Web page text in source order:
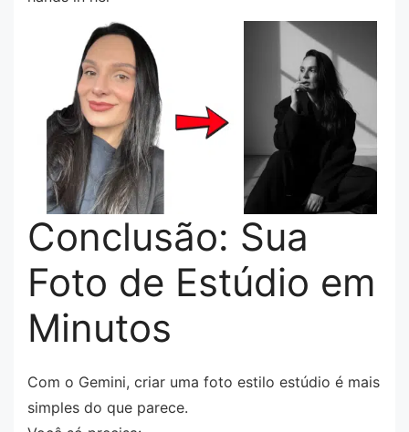
Conclusão: Sua
Foto de Estúdio em
Minutos
Com o Gemini, criar uma foto estilo estúdio é mais
simples do que parece.